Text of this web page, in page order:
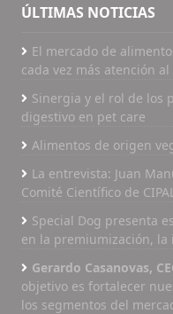
ÚLTIMAS NOTICIAS
El mercado de
cada vez más atención
Sinergia y el rol de los
digestivo en pet care
Alimentos de origen
La entrevista: Juan
Comité Científico de CIPAL
Special Dog presenta
en la premiumización,
Gerardo Casanovas,
objetivo es fortalecer
los segmentos del